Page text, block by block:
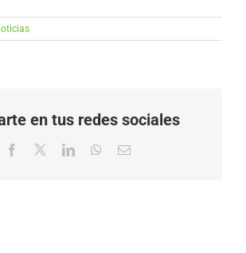
en tus redes sociales
Facebook LinkedInWhatsApp
Correo